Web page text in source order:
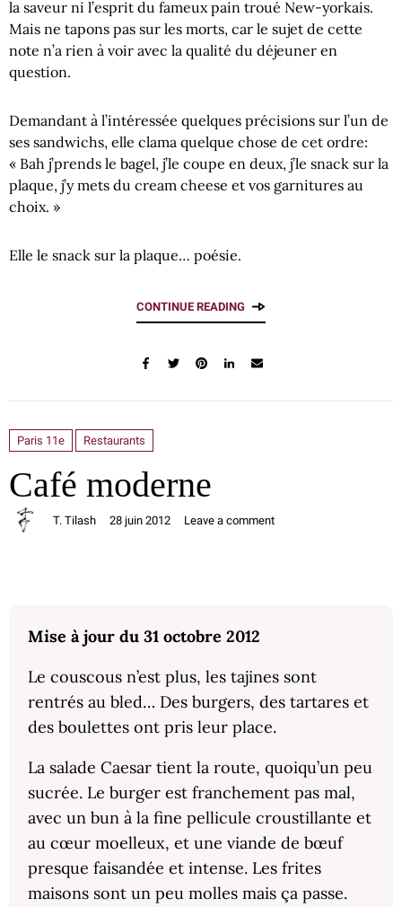
la saveur ni l’esprit du fameux pain troué New-yorkais.
Mais ne tapons pas sur les morts, car le sujet de cette
note n’a rien à voir avec la qualité du déjeuner en
question.
Demandant à l’intéressée quelques précisions sur l’un de
ses sandwichs, elle clama quelque chose de cet ordre:
« Bah j’prends le bagel, j’le coupe en deux, j’le snack sur la
plaque, j’y mets du cream cheese et vos garnitures au
choix. »
Elle le snack sur la plaque… poésie.
CONTINUE READING
Paris 11e Restaurants
Café moderne
T. Tilash 28 juin 2012 Leave a comment
Mise à jour du 31 octobre 2012
Le couscous n’est plus, les tajines sont
rentrés au bled… Des burgers, des tartares et
des boulettes ont pris leur place.
La salade Caesar tient la route, quoiqu’un peu
sucrée. Le burger est franchement pas mal,
avec un bun à la fine pellicule croustillante et
au cœur moelleux, et une viande de bœuf
presque faisandée et intense. Les frites
maisons sont un peu molles mais ça passe.